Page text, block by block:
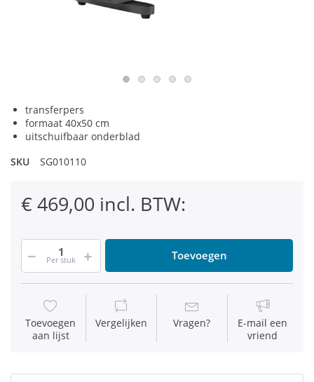
transferpers
formaat 40x50 cm
uitschuifbaar onderblad
SKU
SG010110
€ 469,00 incl. BTW:
Per stuk Toevoegen
Toevoegen
aan lijst
Vergelijken Vragen?
E-mail een
vriend